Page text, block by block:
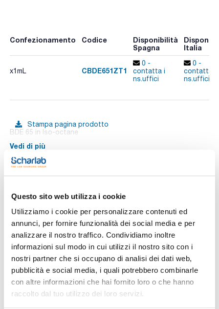
Questo sito web utilizza i cookie
Utilizziamo i cookie per personalizzare contenuti ed
annunci, per fornire funzionalità dei social media e per
analizzare il nostro traffico. Condividiamo inoltre
informazioni sul modo in cui utilizzi il nostro sito con i
nostri partner che si occupano di analisi dei dati web,
pubblicità e social media, i quali potrebbero combinarle
con altre informazioni che hai fornito loro o che hanno
raccolto dal tuo utilizzo dei loro servizi.
Confezionamento Codice
Disponibilità
Spagna
Italia
x1mL CBDE651ZT1
0 -
contatta i
ns.uffici
0 -
contatta i
ns.uffici
Stampa pagina prodotto
BDE 65 in Iso-octane
Vedi di più
Documentazione tecnica
TDS / Scheda tecnica
Registrati per i download
COA
Registrati per i download
SDS / Scheda di
Sicurezza
Registrati per i download